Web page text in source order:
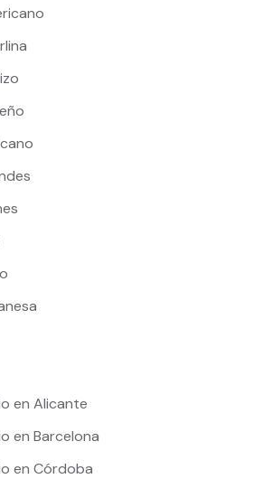
en Alicante
en Barcelona
en Córdoba